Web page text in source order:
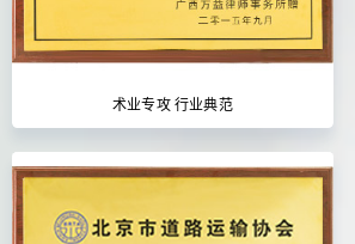
术业专攻 行业典范